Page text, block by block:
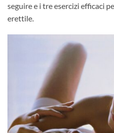
seguire e i tre esercizi efficaci
erettile.